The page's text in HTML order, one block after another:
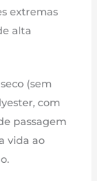
extremas
alta
(sem
com
passagem
vida ao